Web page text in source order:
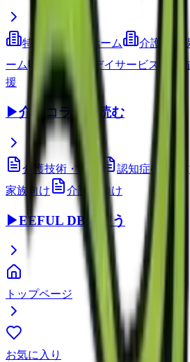
特別養護老人ホーム 介護老人
ーム
通所介護(デイサービス)
援
▶介護コラムを読む
介護技術・ケア 認知症ケア
家族向け
介護職向け
▶EEFUL DBを使う
トップページ
お気に入り